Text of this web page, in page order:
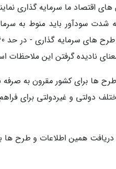
ما سرمایه گذاری
شدت سودآور باید منوط به
نادیده گرفتن این ملاحظات
ها برای کشور مقرون به
دولتی و غیردولتی برای
دریافت همین اطلاعات و طرح ها